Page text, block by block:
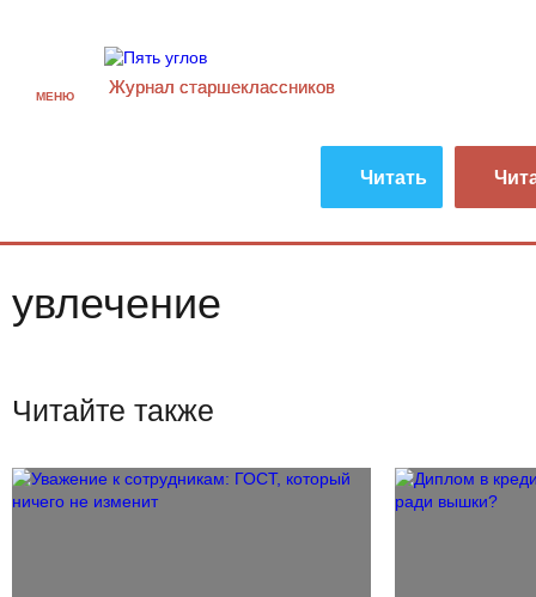
МЕНЮ Журнал старшекласcников
Читать
увлечение
Читайте также